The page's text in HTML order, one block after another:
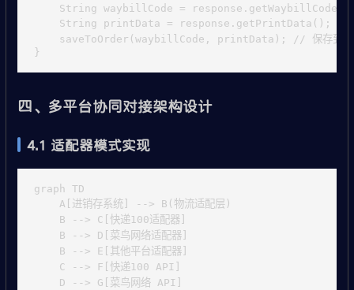
String waybillCode =
String printData = response.getPrintData(); //
saveToOrder(waybillCode, printData); // 保存到订
四、多平台协同对接架构设计
4.1 适配器模式实现
graph TD
    A[进销存系统] --> B(物流适配层)
    B --> C[快递100适配器]
    B --> D[菜鸟网络适配器]
    B --> E[其他平台适配器]
    C --> F[快递100 API]
    D --> G[菜鸟网络 API]